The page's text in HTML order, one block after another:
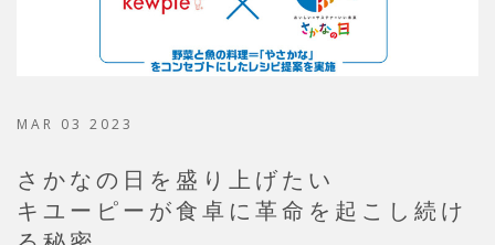
MAR 03 2023
さかなの日を盛り上げたい
キユーピーが食卓に革命を起こし続け